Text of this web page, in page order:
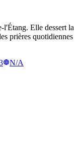
l'Étang. Elle dessert la
prières quotidiennes
N/A